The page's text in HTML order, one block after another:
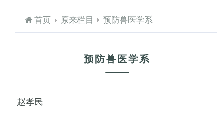
首页 原来栏目 预防兽医学系
预防兽医学系
赵孝民